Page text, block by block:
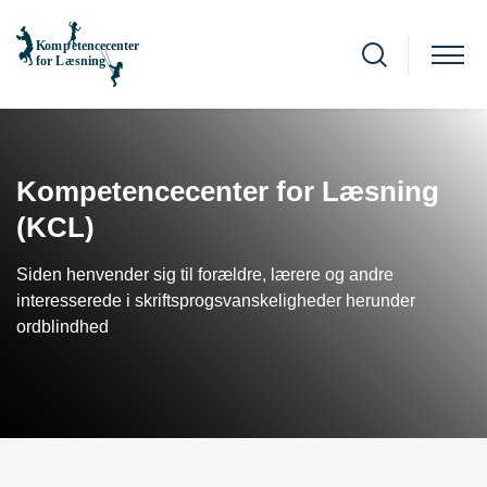
Kompetencecenter for Læsning
(KCL)
Siden henvender sig til forældre, lærere og andre
interesserede i skriftsprogsvanskeligheder herunder
ordblindhed